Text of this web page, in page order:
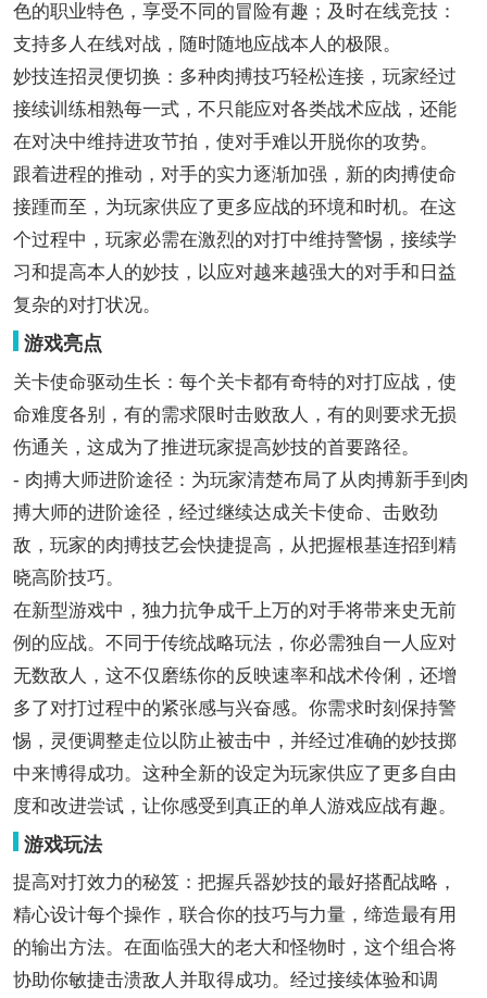
色的职业特色，享受不同的冒险有趣；及时在线竞技：
支持多人在线对战，随时随地应战本人的极限。
妙技连招灵便切换：多种肉搏技巧轻松连接，玩家经过
接续训练相熟每一式，不只能应对各类战术应战，还能
在对决中维持进攻节拍，使对手难以开脱你的攻势。
跟着进程的推动，对手的实力逐渐加强，新的肉搏使命
接踵而至，为玩家供应了更多应战的环境和时机。在这
个过程中，玩家必需在激烈的对打中维持警惕，接续学
习和提高本人的妙技，以应对越来越强大的对手和日益
复杂的对打状况。
游戏亮点
关卡使命驱动生长：每个关卡都有奇特的对打应战，使
命难度各别，有的需求限时击败敌人，有的则要求无损
伤通关，这成为了推进玩家提高妙技的首要路径。
- 肉搏大师进阶途径：为玩家清楚布局了从肉搏新手到肉
搏大师的进阶途径，经过继续达成关卡使命、击败劲
敌，玩家的肉搏技艺会快捷提高，从把握根基连招到精
晓高阶技巧。
在新型游戏中，独力抗争成千上万的对手将带来史无前
例的应战。不同于传统战略玩法，你必需独自一人应对
无数敌人，这不仅磨练你的反映速率和战术伶俐，还增
多了对打过程中的紧张感与兴奋感。你需求时刻保持警
惕，灵便调整走位以防止被击中，并经过准确的妙技掷
中来博得成功。这种全新的设定为玩家供应了更多自由
度和改进尝试，让你感受到真正的单人游戏应战有趣。
游戏玩法
提高对打效力的秘笈：把握兵器妙技的最好搭配战略，
精心设计每个操作，联合你的技巧与力量，缔造最有用
的输出方法。在面临强大的老大和怪物时，这个组合将
协助你敏捷击溃敌人并取得成功。经过接续体验和调